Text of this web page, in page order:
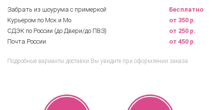
Забрать из шоурума с примеркой
Бесплатно
Курьером по Мск и Мо
от 350 р.
СДЭК по России (до Двери/до ПВЗ)
от 250 р.
Почта России
от 450 р.
Подробные варианты доставки Вы увидите при оформлении заказа